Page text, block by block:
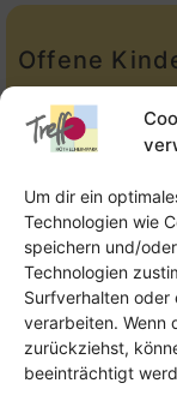
Um dir ein
Technologien wie
speichern und/
Technologien
Surfverhalten oder
verarbeiten. Wenn
zurückziehst,
beeinträchtigt
Offene
Tel.:Telefon:
E-Mail:
Offene
Tel:
E-Mail: